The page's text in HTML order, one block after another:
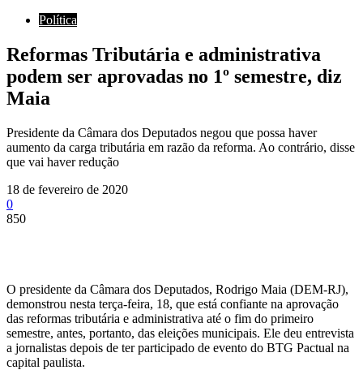
Política
Reformas Tributária e administrativa
podem ser aprovadas no 1º semestre, diz
Maia
Presidente da Câmara dos Deputados negou que possa haver
aumento da carga tributária em razão da reforma. Ao contrário, disse
que vai haver redução
18 de fevereiro de 2020
0
850
O presidente da Câmara dos Deputados, Rodrigo Maia (DEM-RJ),
demonstrou nesta terça-feira, 18, que está confiante na aprovação
das reformas tributária e administrativa até o fim do primeiro
semestre, antes, portanto, das eleições municipais. Ele deu entrevista
a jornalistas depois de ter participado de evento do BTG Pactual na
capital paulista.